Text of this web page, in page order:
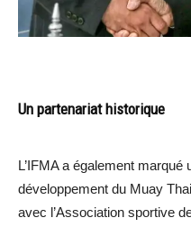
Un partenariat historique
L’IFMA a également
développement du Muay
avec l’Association sportive